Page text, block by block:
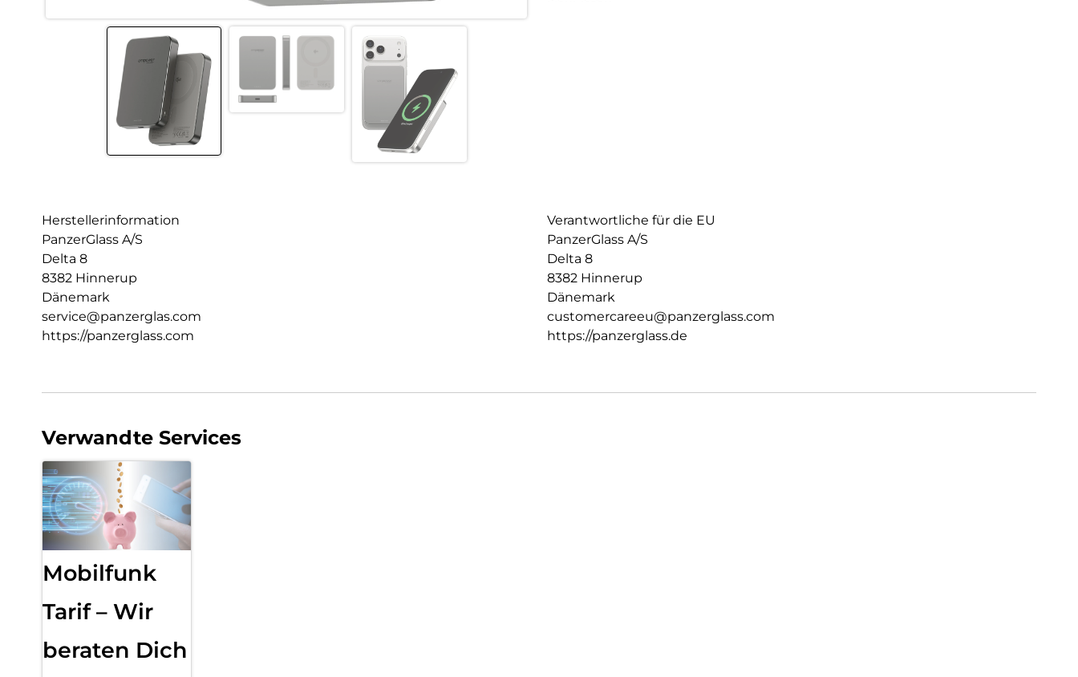
Herstellerinformation
PanzerGlass A/S
Delta 8
8382 Hinnerup
Dänemark
service@panzerglas.com
https://panzerglass.com
Verantwortliche für die EU
PanzerGlass A/S
Delta 8
8382 Hinnerup
Dänemark
customercareeu@panzerglass.com
https://panzerglass.de
Verwandte Services
Mobilfunk
Tarif – Wir
beraten Dich